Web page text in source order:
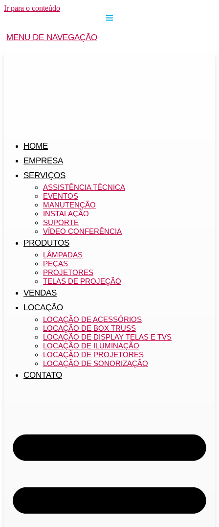
Ir para o conteúdo
MENU DE NAVEGAÇÃO
HOME
EMPRESA
SERVIÇOS
ASSISTÊNCIA TÉCNICA
EVENTOS
MANUTENÇÃO
INSTALAÇÃO
SUPORTE
VÍDEO CONFERÊNCIA
PRODUTOS
LÂMPADAS
PEÇAS
PROJETORES
TELAS DE PROJEÇÃO
VENDAS
LOCAÇÃO
LOCAÇÃO DE ACESSÓRIOS
LOCAÇÃO DE BOX TRUSS
LOCAÇÃO DE DISPLAY TELAS E TVS
LOCAÇÃO DE ILUMINAÇÃO
LOCAÇÃO DE PROJETORES
LOCAÇÃO DE SONORIZAÇÃO
CONTATO